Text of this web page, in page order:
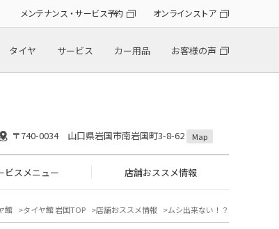
メンテナンス・サービス予約 オンラインストア
タイヤ サービス カー用品 お客様の声
〒740-0034 山口県岩国市南岩国町3-8-62 Map
ビスメニュー 店舗おススメ情報
館 タイヤ館 岩国TOP 店舗おススメ情報 ムシ出来ない！？